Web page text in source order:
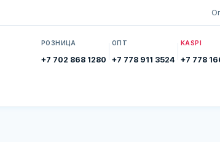
РОЗНИЦА
+7 702 868 1280
ОПТ
+7 778 911 3524
KASPI
+7 778